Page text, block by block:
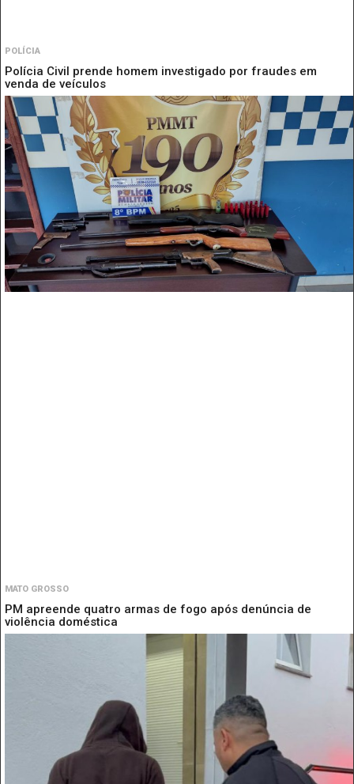
POLÍCIA
Polícia Civil prende homem investigado por fraudes em
venda de veículos
MATO GROSSO
PM apreende quatro armas de fogo após denúncia de
violência doméstica